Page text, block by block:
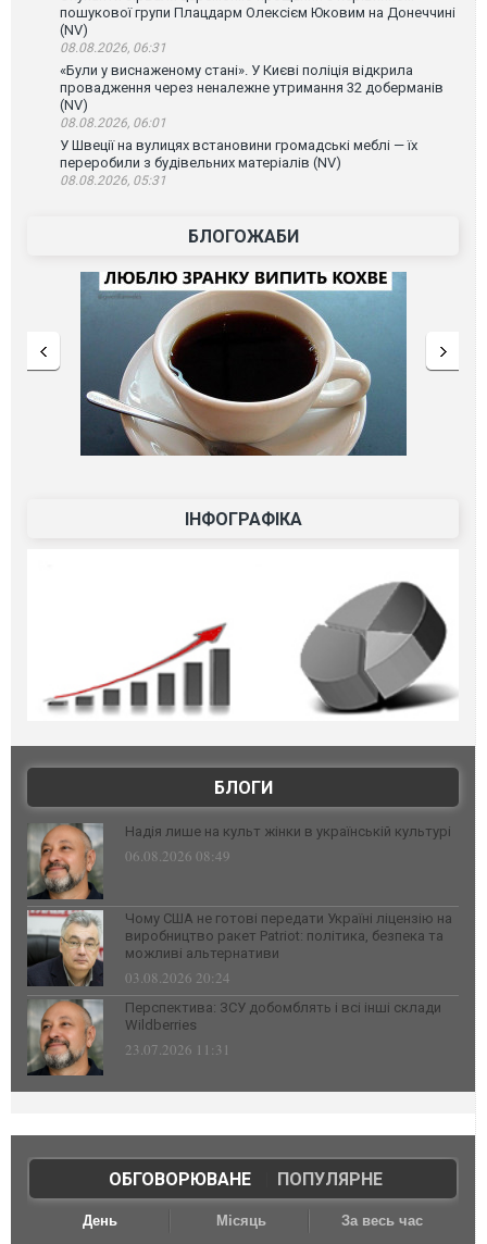
пошукової групи Плацдарм Олексієм Юковим на Донеччині
(NV)
08.08.2026, 06:31
«Були у виснаженому стані». У Києві поліція відкрила
провадження через неналежне утримання 32 доберманів
(NV)
08.08.2026, 06:01
У Швеції на вулицях встановини громадські меблі — їх
переробили з будівельних матеріалів (NV)
08.08.2026, 05:31
БЛОГОЖАБИ
ІНФОГРАФІКА
БЛОГИ
Надія лише на культ жінки в українській культурі
06.08.2026 08:49
Чому США не готові передати Україні ліцензію на
виробництво ракет Patriot: політика, безпека та
можливі альтернативи
03.08.2026 20:24
Перспектива: ЗСУ добомблять і всі інші склади
Wildberries
23.07.2026 11:31
ОБГОВОРЮВАНЕ| ПОПУЛЯРНЕ
День Місяць За весь час